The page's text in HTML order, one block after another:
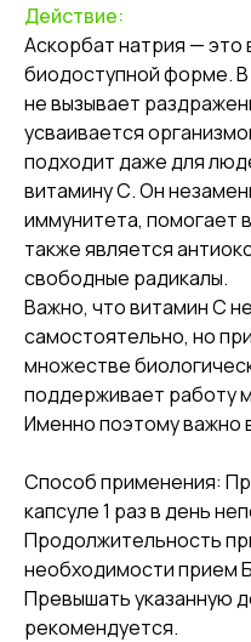
Действие:
Аскорбат натрия —
биодоступной форме.
не вызывает
усваивается
подходит даже для
витамину С. Он
иммунитета, помогает
также является
свободные радикалы.
Важно, что витамин С
самостоятельно, но
множестве
поддерживает работу
Именно поэтому важно
Способ применения:
капсуле 1 раз в день
Продолжительность
необходимости прием
Превышать указанную
рекомендуется.